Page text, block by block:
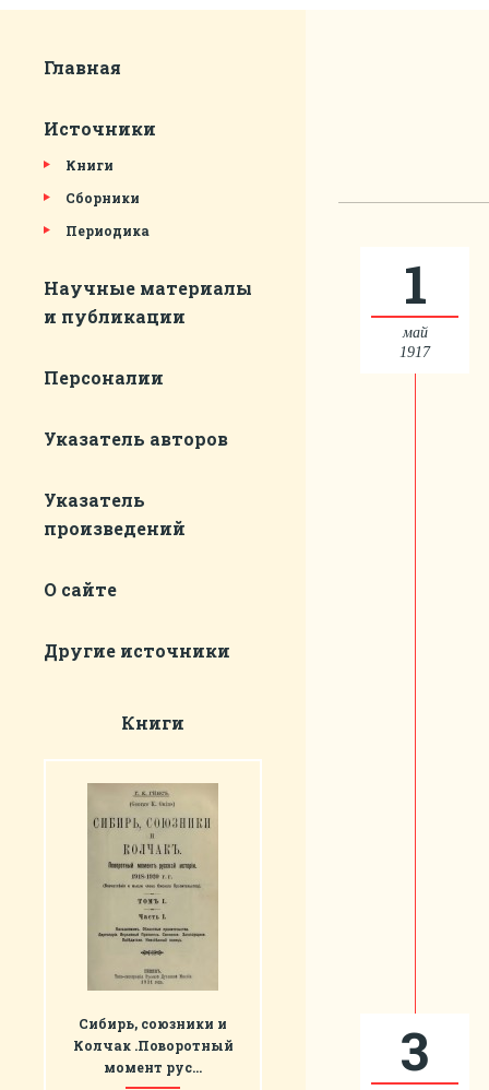
Главная
Источники
Книги
Сборники
Периодика
Научные материалы
и публикации
Персоналии
Указатель авторов
Указатель
произведений
О сайте
Другие источники
Книги
Сибирь, союзники и
Колчак .Поворотный
момент рус…
1
май
1917
3